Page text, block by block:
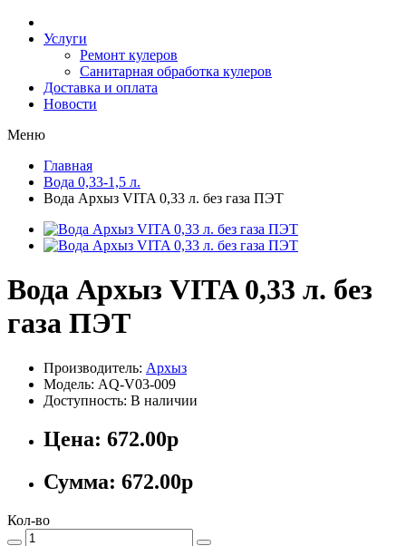
Услуги
Ремонт кулеров
Санитарная обработка кулеров
Доставка и оплата
Новости
Меню
Главная
Вода 0,33-1,5 л.
Вода Архыз VITA 0,33 л. без газа ПЭТ
Вода Архыз VITA 0,33 л. без
газа ПЭТ
Производитель: Архыз
Модель: AQ-V03-009
Доступность: В наличии
Цена: 672.00р
Сумма: 672.00р
Кол-во